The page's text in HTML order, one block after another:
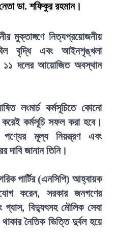
ডা. শফিকুর রহমান।
মুক্তাঙ্গণে নিত্যপ্রয়োজনীয়
বৃদ্ধি এবং আইনশৃঙ্খলা
১১ দলের আয়োজিত অবস্থান
লংমার্চ কর্মসূচিতে কোনো
করেই কর্মসূচি সফল করা হবে।
মূল্য নিয়ন্ত্রণ এবং
দাবি জানান তিনি।
পার্টির (এনসিপি) আহ্বায়ক
করেন, সরকার জনগণের
গ্যাস, বিদ্যুৎসহ মৌলিক সেবা
নৈতিক ভিত্তি দুর্বল হয়ে